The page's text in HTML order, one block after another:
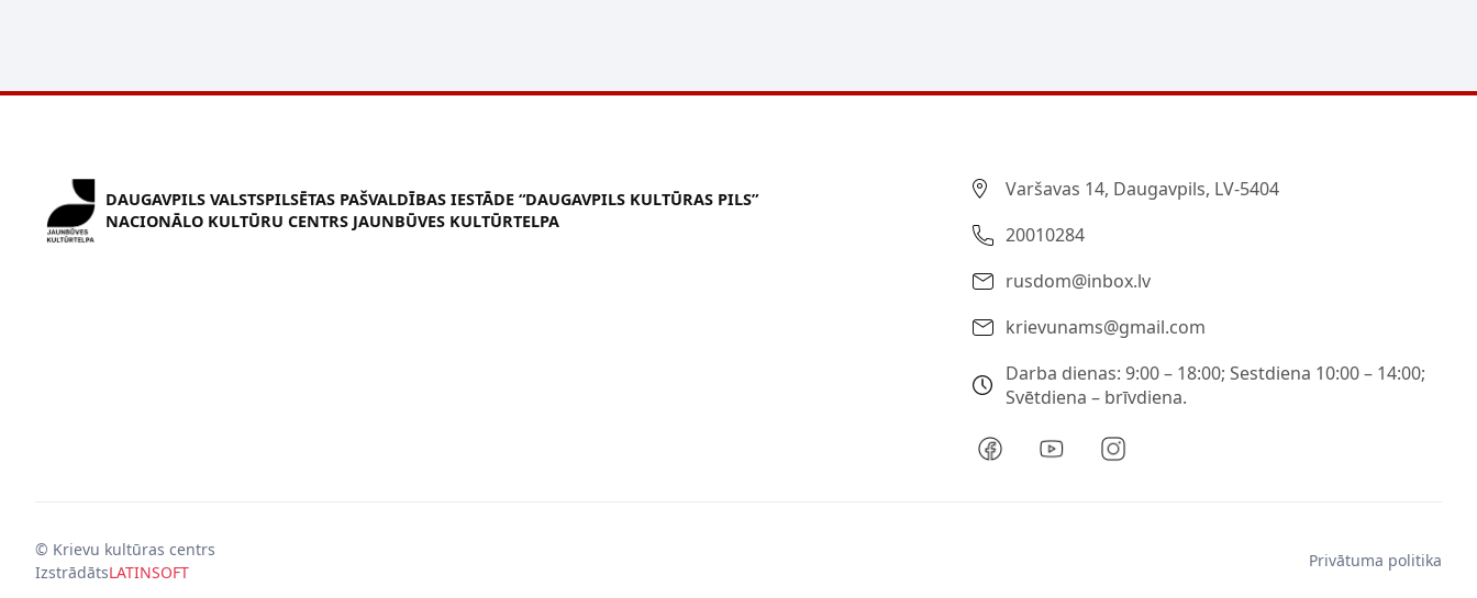
DAUGAVPILS VALSTSPILSĒTAS PAŠVALDĪBAS IESTĀDE “DAUGAVPILS KULTŪRAS PILS”
NACIONĀLO KULTŪRU CENTRS JAUNBŪVES KULTŪRTELPA
Varšavas 14, Daugavpils, LV-5404
20010284
rusdom@inbox.lv
krievunams@gmail.com
Darba dienas: 9:00 – 18:00; Sestdiena 10:00 – 14:00;
Svētdiena – brīvdiena.
© Krievu kultūras centrs
IzstrādātsLATINSOFT
Privātuma politika